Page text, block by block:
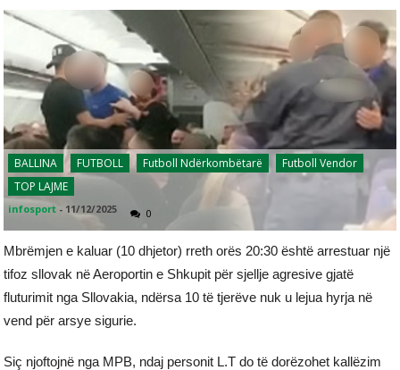
BALLINA FUTBOLL Futboll Ndërkombëtarë
Futboll Vendor
TOP LAJME
infosport - 11/12/2025 0
Mbrëmjen e kaluar (10 dhjetor) rreth orës 20:30 është arrestuar një
tifoz sllovak në Aeroportin e Shkupit për sjellje agresive gjatë
fluturimit nga Sllovakia, ndërsa 10 të tjerëve nuk u lejua hyrja në
vend për arsye sigurie.
Siç njoftojnë nga MPB, ndaj personit L.T do të dorëzohet kallëzim